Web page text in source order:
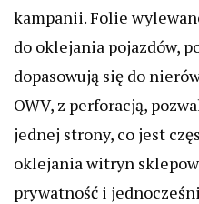
kampanii. Folie
do oklejania pojazdów,
dopasowują się do
OWV, z perforacją,
jednej strony, co jest
oklejania witryn
prywatność i